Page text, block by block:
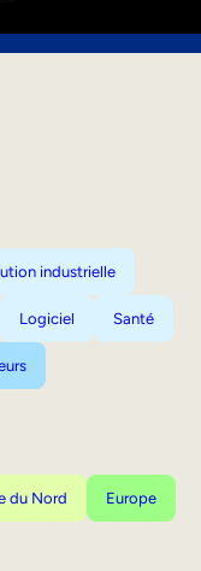
industrielle
Logiciel Santé
du Nord Europe